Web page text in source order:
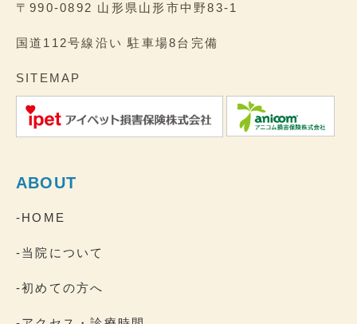
〒990-0892 山形県山形市中野83-1
国道112号線沿い 駐車場8台完備
SITEMAP
ABOUT
-HOME
-当院について
-初めての方へ